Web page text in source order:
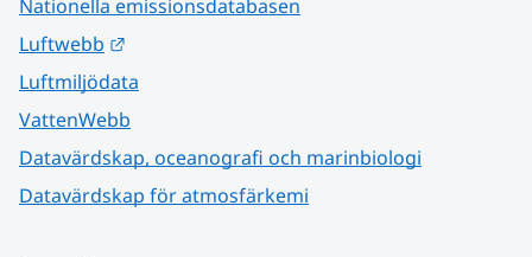
Nationella emissionsdatabasen
Luftwebb
Luftmiljödata
VattenWebb
Datavärdskap, oceanografi och marinbiologi
Datavärdskap för atmosfärkemi